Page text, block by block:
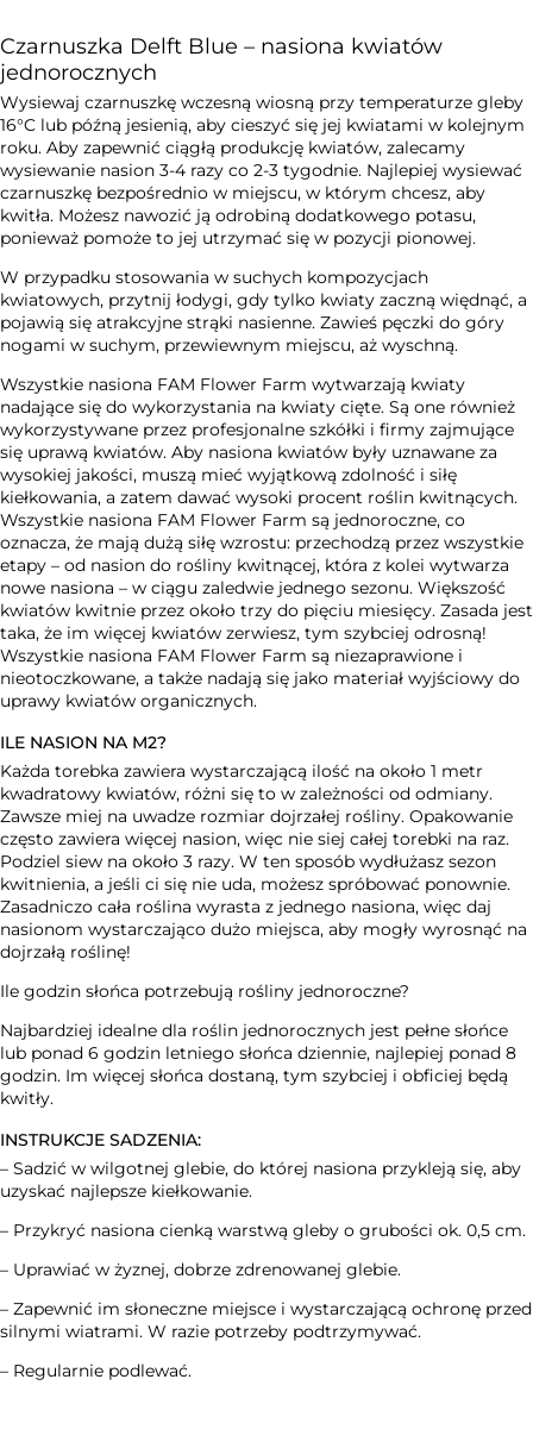
Czarnuszka Delft Blue – nasiona kwiatów
jednorocznych
Wysiewaj czarnuszkę wczesną wiosną przy temperaturze gleby
16°C lub późną jesienią, aby cieszyć się jej kwiatami w kolejnym
roku. Aby zapewnić ciągłą produkcję kwiatów, zalecamy
wysiewanie nasion 3-4 razy co 2-3 tygodnie. Najlepiej wysiewać
czarnuszkę bezpośrednio w miejscu, w którym chcesz, aby
kwitła. Możesz nawozić ją odrobiną dodatkowego potasu,
ponieważ pomoże to jej utrzymać się w pozycji pionowej.
W przypadku stosowania w suchych kompozycjach
kwiatowych, przytnij łodygi, gdy tylko kwiaty zaczną więdnąć, a
pojawią się atrakcyjne strąki nasienne. Zawieś pęczki do góry
nogami w suchym, przewiewnym miejscu, aż wyschną.
Wszystkie nasiona FAM Flower Farm wytwarzają kwiaty
nadające się do wykorzystania na kwiaty cięte. Są one również
wykorzystywane przez profesjonalne szkółki i firmy zajmujące
się uprawą kwiatów. Aby nasiona kwiatów były uznawane za
wysokiej jakości, muszą mieć wyjątkową zdolność i siłę
kiełkowania, a zatem dawać wysoki procent roślin kwitnących.
Wszystkie nasiona FAM Flower Farm są jednoroczne, co
oznacza, że ​​mają dużą siłę wzrostu: przechodzą przez wszystkie
etapy – od nasion do rośliny kwitnącej, która z kolei wytwarza
nowe nasiona – w ciągu zaledwie jednego sezonu. Większość
kwiatów kwitnie przez około trzy do pięciu miesięcy. Zasada jest
taka, że ​​im więcej kwiatów zerwiesz, tym szybciej odrosną!
Wszystkie nasiona FAM Flower Farm są niezaprawione i
nieotoczkowane, a także nadają się jako materiał wyjściowy do
uprawy kwiatów organicznych.
ILE NASION NA M2?
Każda torebka zawiera wystarczającą ilość na około 1 metr
kwadratowy kwiatów, różni się to w zależności od odmiany.
Zawsze miej na uwadze rozmiar dojrzałej rośliny. Opakowanie
często zawiera więcej nasion, więc nie siej całej torebki na raz.
Podziel siew na około 3 razy. W ten sposób wydłużasz sezon
kwitnienia, a jeśli ci się nie uda, możesz spróbować ponownie.
Zasadniczo cała roślina wyrasta z jednego nasiona, więc daj
nasionom wystarczająco dużo miejsca, aby mogły wyrosnąć na
dojrzałą roślinę!
Ile godzin słońca potrzebują rośliny jednoroczne?
Najbardziej idealne dla roślin jednorocznych jest pełne słońce
lub ponad 6 godzin letniego słońca dziennie, najlepiej ponad 8
godzin. Im więcej słońca dostaną, tym szybciej i obficiej będą
kwitły.
INSTRUKCJE SADZENIA:
– Sadzić w wilgotnej glebie, do której nasiona przykleją się, aby
uzyskać najlepsze kiełkowanie.
– Przykryć nasiona cienką warstwą gleby o grubości ok. 0,5 cm.
– Uprawiać w żyznej, dobrze zdrenowanej glebie.
– Zapewnić im słoneczne miejsce i wystarczającą ochronę przed
silnymi wiatrami. W razie potrzeby podtrzymywać.
– Regularnie podlewać.